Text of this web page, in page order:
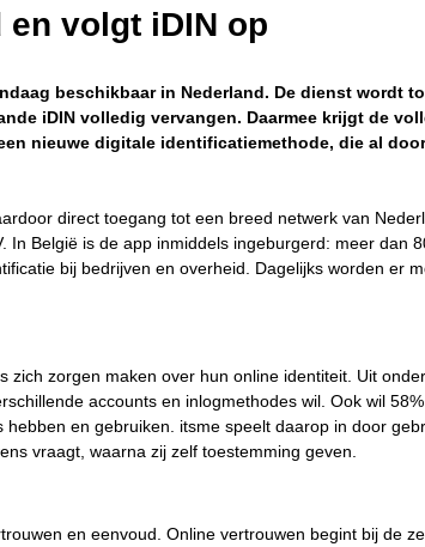
volgt iDIN op
beschikbaar in Nederland. De dienst wordt
iDIN volledig vervangen. Daarmee krijgt de
nieuwe digitale identificatiemethode, die al
direct toegang tot een breed netwerk van
In België is de app inmiddels ingeburgerd: meer dan
bij bedrijven en overheid. Dagelijks worden er
zich zorgen maken over hun online identiteit. Uit
accounts en inlogmethodes wil. Ook wil
en gebruiken. itsme speelt daarop in door
vraagt, waarna zij zelf toestemming geven.
en eenvoud. Online vertrouwen begint bij de